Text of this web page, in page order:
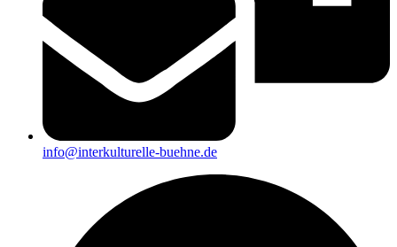
info@interkulturelle-buehne.de